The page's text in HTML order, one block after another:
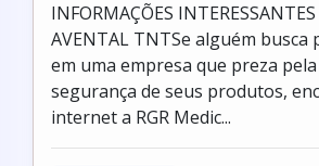
INFORMAÇÕES INTERESSANTES
AVENTAL TNTSe alguém
em uma empresa que preza
segurança de seus produtos,
internet a RGR Medic...